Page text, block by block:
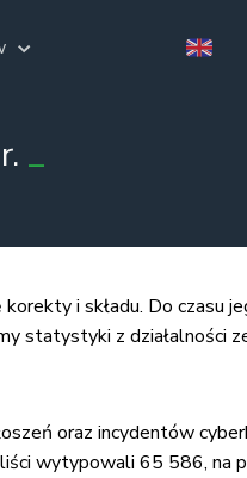
i składu. Do czasu
statystyki z działalności
oraz incydentów
wytypowali 65 586, na